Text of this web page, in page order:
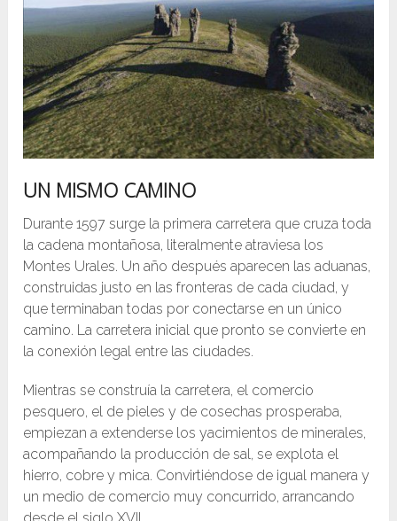
UN MISMO CAMINO
Durante 1597 surge la primera carretera que cruza toda
la cadena montañosa, literalmente atraviesa los
Montes Urales. Un año después aparecen las aduanas,
construidas justo en las fronteras de cada ciudad, y
que terminaban todas por conectarse en un único
camino. La carretera inicial que pronto se convierte en
la conexión legal entre las ciudades.
Mientras se construía la carretera, el comercio
pesquero, el de pieles y de cosechas prosperaba,
empiezan a extenderse los yacimientos de minerales,
acompañando la producción de sal, se explota el
hierro, cobre y mica. Convirtiéndose de igual manera y
un medio de comercio muy concurrido, arrancando